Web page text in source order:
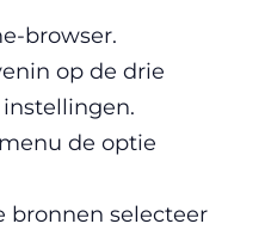
browser.
op de drie
de optie
bronnen selecteer